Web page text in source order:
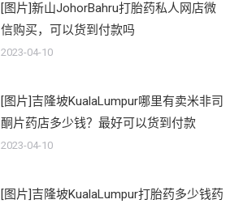
[图片]新山JohorBahru打胎药私人网店微
信购买，可以货到付款吗
2023-04-10
[图片]吉隆坡KualaLumpur哪里有卖米非司
酮片药店多少钱？最好可以货到付款
2023-04-10
[图片]吉隆坡KualaLumpur打胎药多少钱药